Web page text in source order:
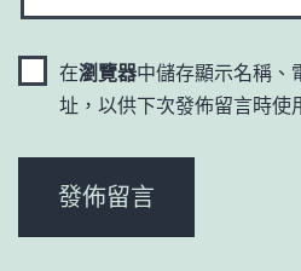
在瀏覽器中儲存顯示名稱、
址，以供下次發佈留言時使